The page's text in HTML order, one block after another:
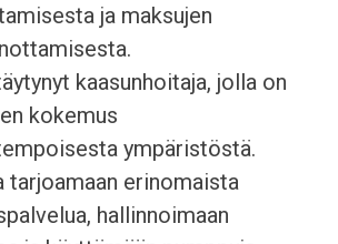
ja maksujen
kaasunhoitaja, jolla on
kokemus
ympäristöstä.
tarjoamaan erinomaista
hallinnoimaan